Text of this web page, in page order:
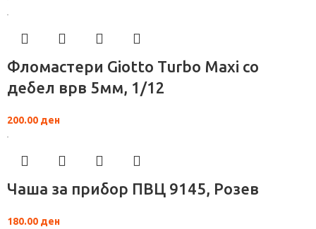
Фломастери Giotto Turbo Maxi со
дебел врв 5мм, 1/12
200.00 ден
Чаша за прибор ПВЦ 9145, Розев
180.00 ден